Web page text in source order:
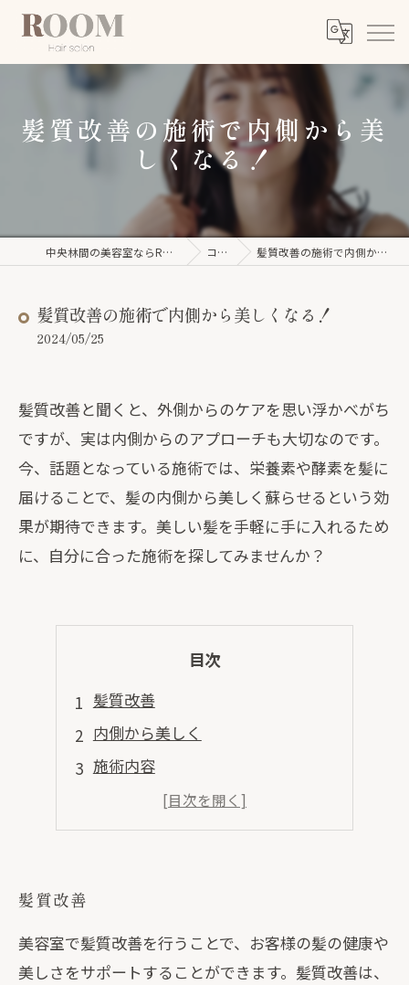
髪質改善の施術で内側から美
しくなる！
中央林間の美容室ならROOM【ルーム】 コラム 髪質改善の施術で内側から美しくなる！
髪質改善の施術で内側から美しくなる！
2024/05/25
髪質改善と聞くと、外側からのケアを思い浮かべがち
ですが、実は内側からのアプローチも大切なのです。
今、話題となっている施術では、栄養素や酵素を髪に
届けることで、髪の内側から美しく蘇らせるという効
果が期待できます。美しい髪を手軽に手に入れるため
に、自分に合った施術を探してみませんか？
目次
髪質改善
内側から美しく
施術内容
何回か通う
髪質改善
美容室で髪質改善を行うことで、お客様の髪の健康や
美しさをサポートすることができます。髪質改善は、